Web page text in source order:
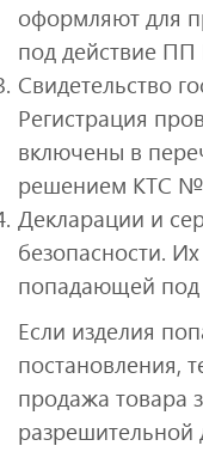
оформляют для
под действие
Свидетельство
Регистрация
включены в
решением КТС №
Декларации и
безопасности.
попадающей
Если изделия
постановления,
продажа товара
разрешительной